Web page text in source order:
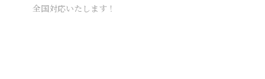
全国対応いたします！